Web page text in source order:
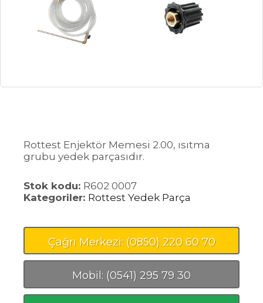
Rottest Enjektör Memesi 2.00, ısıtma
grubu yedek parçasıdır.
Stok kodu: R602 0007
Kategoriler: Rottest Yedek Parça
Çağrı Merkezi: (0850) 220 60 70
Mobil: (0541) 295 79 30